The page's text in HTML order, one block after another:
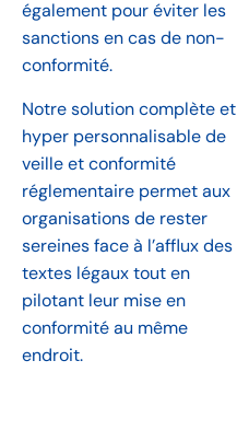
également pour éviter les
sanctions en cas de non-
conformité.
Notre solution complète et
hyper personnalisable de
veille et conformité
réglementaire permet aux
organisations de rester
sereines face à l’afflux des
textes légaux tout en
pilotant leur mise en
conformité au même
endroit.